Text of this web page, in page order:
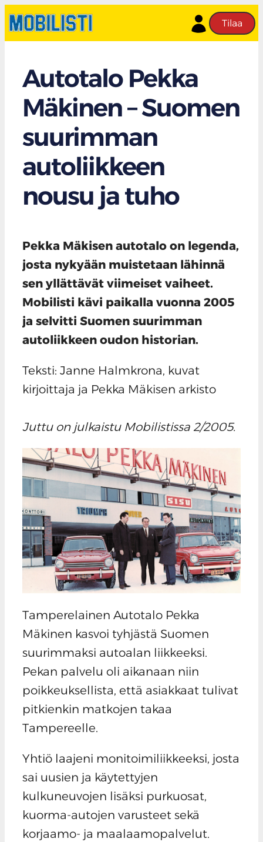
Tilaa
Autotalo Pekka
Mäkinen – Suomen
suurimman
autoliikkeen
nousu ja tuho
Pekka Mäkisen autotalo on legenda,
josta nykyään muistetaan lähinnä
sen yllättävät viimeiset vaiheet.
Mobilisti kävi paikalla vuonna 2005
ja selvitti Suomen suurimman
autoliikkeen oudon historian.
Teksti: Janne Halmkrona, kuvat
kirjoittaja ja Pekka Mäkisen arkisto
Juttu on julkaistu Mobilistissa 2/2005.
Tamperelainen Autotalo Pekka
Mäkinen kasvoi tyhjästä Suomen
suurimmaksi autoalan liikkeeksi.
Pekan palvelu oli aikanaan niin
poikkeuksellista, että asiakkaat tulivat
pitkienkin matkojen takaa
Tampereelle.
Yhtiö laajeni monitoimiliikkeeksi, josta
sai uusien ja käytettyjen
kulkuneuvojen lisäksi purkuosat,
kuorma-autojen varusteet sekä
korjaamo- ja maalaamopalvelut.